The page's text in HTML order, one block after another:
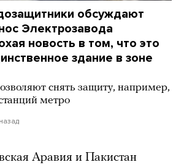
обсуждают
Электрозавода
новость в том, что это
здание в зоне
снять защиту, например,
метро
Аравия и Пакистан